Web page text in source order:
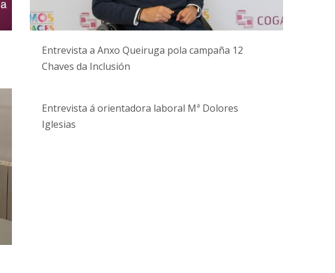
Entrevista a Anxo Queiruga pola campaña 12
Chaves da Inclusión
Entrevista á orientadora laboral Mª Dolores
Iglesias